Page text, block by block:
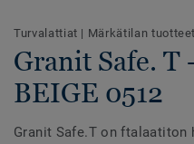
Turvalattiat | Märkätilan tuotteet
Granit Safe.
BEIGE 0512
Granit Safe.T on